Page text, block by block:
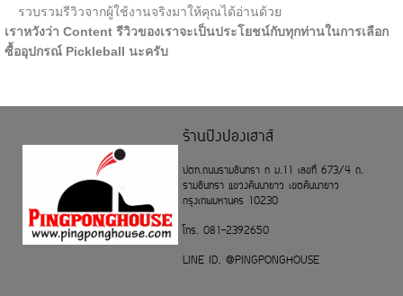
รวบรวมรีวิวจากผู้ใช้งานจริงมาให้คุณได้อ่านด้วย
เราหวังว่า Content รีวิวของเราจะเป็นประโยชน์กับทุกท่านในการเลือก
ซื้ออุปกรณ์ Pickleball นะครับ
ร้านปิงปองเฮาส์
ปตท.ถนนรามอินทรา ก ม.11 เลขที่ 673/4 ถ.
รามอินทรา แขวงคันนายาว เขตคันนายาว
กรุงเทพมหานคร 10230
โทร. 081-2392650
LINE ID. @PINGPONGHOUSE